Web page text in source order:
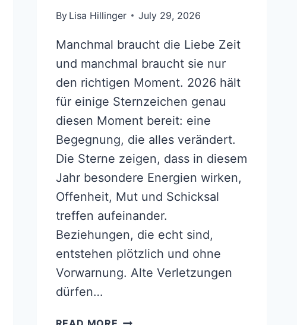
By Lisa Hillinger July 29, 2026
Manchmal braucht die Liebe Zeit
und manchmal braucht sie nur
den richtigen Moment. 2026 hält
für einige Sternzeichen genau
diesen Moment bereit: eine
Begegnung, die alles verändert.
Die Sterne zeigen, dass in diesem
Jahr besondere Energien wirken,
Offenheit, Mut und Schicksal
treffen aufeinander.
Beziehungen, die echt sind,
entstehen plötzlich und ohne
Vorwarnung. Alte Verletzungen
dürfen…
FÜR